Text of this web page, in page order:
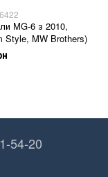
MG-6 з 2010,
Style, MW Brothers)
54-20